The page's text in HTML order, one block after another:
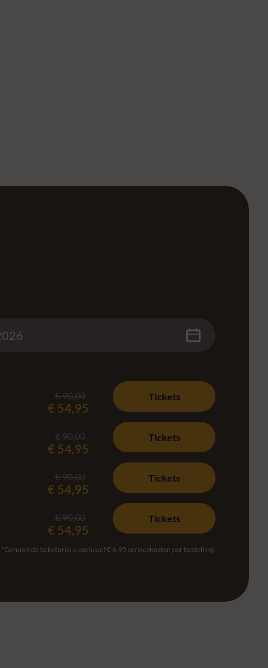
€ 90,00
€ 54,95
Tickets
€ 90,00
€ 54,95
Tickets
€ 90,00
€ 54,95
Tickets
€ 90,00
€ 54,95
Tickets
*Genoemde ticketprijs is exclusief € 6,95 servicekosten per bestelling.